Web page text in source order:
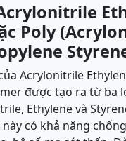
Poly
Acrylonitrile
được tạo ra từ ba
Ethylene và
có khả năng